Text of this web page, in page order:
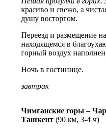
красиво и свежо, а
душу восторгом.
Переезд и размещение на
находящемся в
горный воздух
Ночь в гостинице.
завтрак
Чимганские горы –
Ташкент (90 км, 3-4 ч)